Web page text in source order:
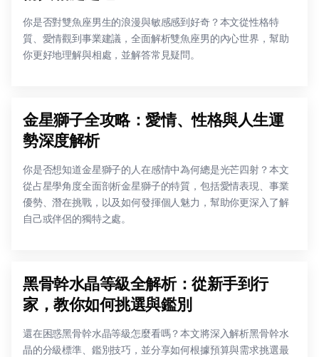
你是否對雙魚座男生的浪漫與敏感感到好奇？本文從性格特
質、愛情觀到事業建議，全面解析雙魚座男的內心世界，幫助
你更好地理解與相處，並解答常見疑問。
金星獅子全攻略：愛情、性格與人生運
勢深度解析
你是否想知道金星獅子的人在感情中為何總是光芒四射？本文
從占星學角度全面剖析金星獅子的特質，包括愛情表現、事業
優勢、潛在挑戰，以及如何發揮個人魅力，幫助你更深入了解
自己或伴侶的獨特之處。
黑骨幹水晶等級全解析：從新手到行
家，教你如何挑選與鑑別
還在困惑黑骨幹水晶等級怎麼看嗎？本文將深入解析黑骨幹水
晶的分級標準、鑑別技巧，並分享如何根據預算與需求挑選最